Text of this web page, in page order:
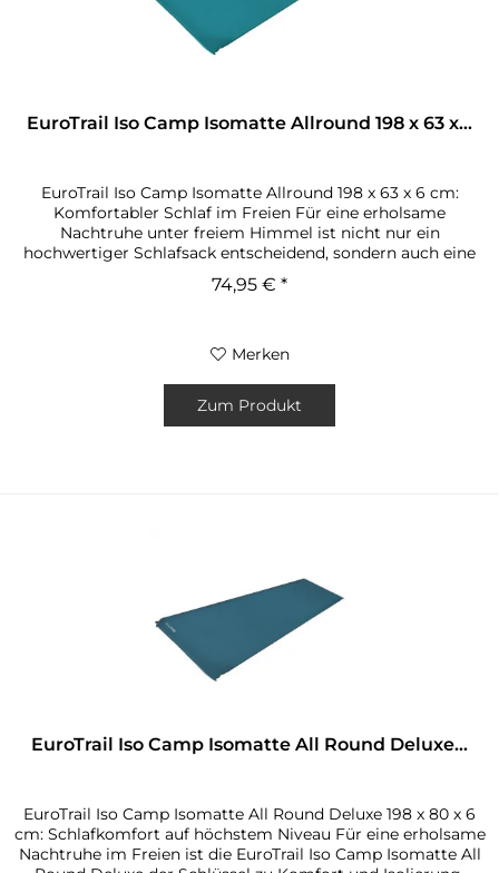
EuroTrail Iso Camp Isomatte Allround 198 x 63 x...
EuroTrail Iso Camp Isomatte Allround 198 x 63 x 6 cm:
Komfortabler Schlaf im Freien Für eine erholsame
Nachtruhe unter freiem Himmel ist nicht nur ein
hochwertiger Schlafsack entscheidend, sondern auch eine
komfortable und isolierende...
74,95 € *
Merken
Zum Produkt
EuroTrail Iso Camp Isomatte All Round Deluxe...
EuroTrail Iso Camp Isomatte All Round Deluxe 198 x 80 x 6
cm: Schlafkomfort auf höchstem Niveau Für eine erholsame
Nachtruhe im Freien ist die EuroTrail Iso Camp Isomatte All